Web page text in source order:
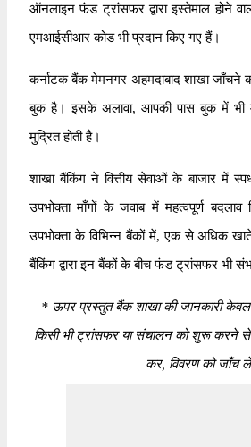
ऑनलाइन फंड ट्रांसफर द्वारा इस्तेमाल होने
एमआईसीआर कोड भी प्रदान किए गए हैं।
कर्नाटक बैंक मेमनगर अहमदाबाद शाखा
बुक है। इसके अलावा, आपकी पास बुक में भी
मुद्रित होती है।
शाखा बैंकिंग ने वित्तीय सेवाओं के बाजार में
उपभोक्ता माँगों के जवाब में महत्वपूर्ण
उपभोक्ता के विभिन्न बैंकों में, एक से अधिक
बैंकिंग द्वारा इन बैंकों के बीच फंड ट्रांसफर भी
*ऊपर प्रस्तुत बैंक शाखा की जानकारी
किसी भी ट्रांसफर या संचालन को शुरू करने
कर, विवरण को जाँच